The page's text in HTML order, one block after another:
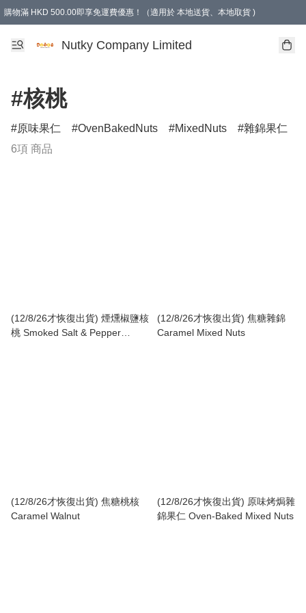
購物滿 HKD 500.00即享免運費優惠！（適用於 本地送貨、本地取貨 )
Nutky Company Limited
#核桃
原味果仁 OvenBakedNuts MixedNuts 雜錦果仁
6項 商品
(12/8/26才恢復出貨) 煙燻椒鹽核
桃 Smoked Salt & Pepper
(12/8/26才恢復出貨) 焦糖雜錦
Caramel Mixed Nuts
(12/8/26才恢復出貨) 焦糖桃核
Caramel Walnut
(12/8/26才恢復出貨) 原味烤焗雜
錦果仁 Oven-Baked Mixed Nuts